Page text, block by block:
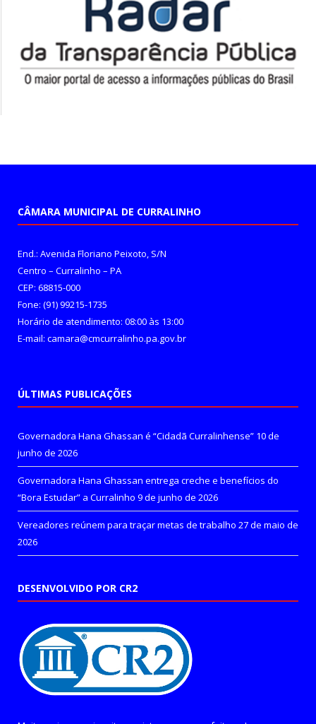
CÂMARA MUNICIPAL DE CURRALINHO
End.: Avenida Floriano Peixoto, S/N
Centro – Curralinho – PA
CEP: 68815-000
Fone: (91) 99215-1735
Horário de atendimento: 08:00 às 13:00
E-mail: camara@cmcurralinho.pa.gov.br
ÚLTIMAS PUBLICAÇÕES
Governadora Hana Ghassan é “Cidadã Curralinhense” 10 de
junho de 2026
Governadora Hana Ghassan entrega creche e benefícios do
“Bora Estudar” a Curralinho 9 de junho de 2026
Vereadores reúnem para traçar metas de trabalho 27 de maio de
2026
DESENVOLVIDO POR CR2